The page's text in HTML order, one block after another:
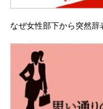
なぜ女性部下から突然辞